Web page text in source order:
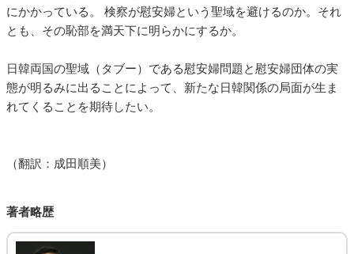
にかかっている。 検察が慰安婦という聖域を避けるのか。それ
とも、その恥部を満天下に明らかにするか。
日韓両国の聖域（タブー）である慰安婦問題と慰安婦団体の実
態が明るみに出ることによって、新たな日韓関係の局面が生ま
れてくることを期待したい。
（翻訳：成田順美）
著者略歴